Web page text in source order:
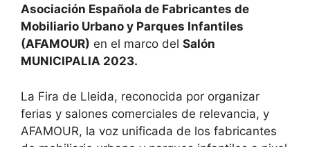
Asociación Española de Fabricantes de
Mobiliario Urbano y Parques Infantiles
(AFAMOUR) en el marco del Salón
MUNICIPALIA 2023.
La Fira de Lleida, reconocida por organizar
ferias y salones comerciales de relevancia, y
AFAMOUR, la voz unificada de los fabricantes